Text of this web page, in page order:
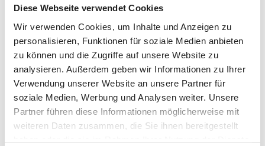
Diese Webseite verwendet Cookies
Wir verwenden Cookies, um Inhalte und Anzeigen zu
personalisieren, Funktionen für soziale Medien anbieten
zu können und die Zugriffe auf unsere Website zu
analysieren. Außerdem geben wir Informationen zu Ihrer
Verwendung unserer Website an unsere Partner für
soziale Medien, Werbung und Analysen weiter. Unsere
Partner führen diese Informationen möglicherweise mit
weiteren Daten zusammen, die Sie ihnen bereitgestellt
haben oder die sie im Rahmen Ihrer Nutzung der Dienste
Fahrerhaus-Verdunklungssystem
Fahrerhaussitze drehbar
Festbett
Lattenrost